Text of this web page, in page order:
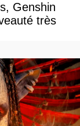
Genshin
très